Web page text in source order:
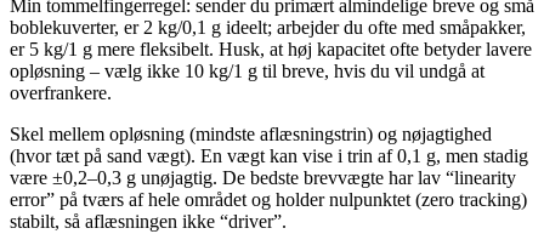
Min tommelfingerregel: sender du primært almindelige breve og små
boblekuverter, er 2 kg/0,1 g ideelt; arbejder du ofte med småpakker,
er 5 kg/1 g mere fleksibelt. Husk, at høj kapacitet ofte betyder lavere
opløsning – vælg ikke 10 kg/1 g til breve, hvis du vil undgå at
overfrankere.
Skel mellem opløsning (mindste aflæsningstrin) og nøjagtighed
(hvor tæt på sand vægt). En vægt kan vise i trin af 0,1 g, men stadig
være ±0,2–0,3 g unøjagtig. De bedste brevvægte har lav “linearity
error” på tværs af hele området og holder nulpunktet (zero tracking)
stabilt, så aflæsningen ikke “driver”.